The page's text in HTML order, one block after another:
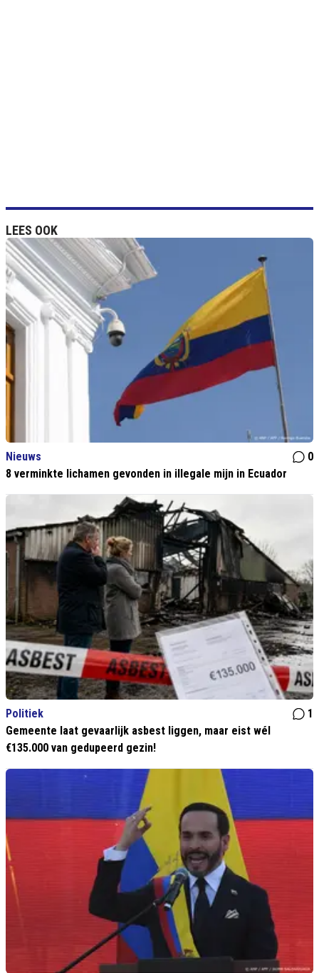
LEES OOK
Nieuws
0
8 verminkte lichamen gevonden in illegale mijn in Ecuador
Politiek
1
Gemeente laat gevaarlijk asbest liggen, maar eist wél
€135.000 van gedupeerd gezin!